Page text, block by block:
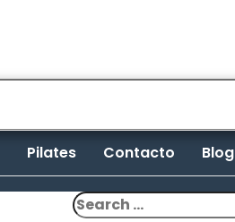
Pilates Contacto Blog